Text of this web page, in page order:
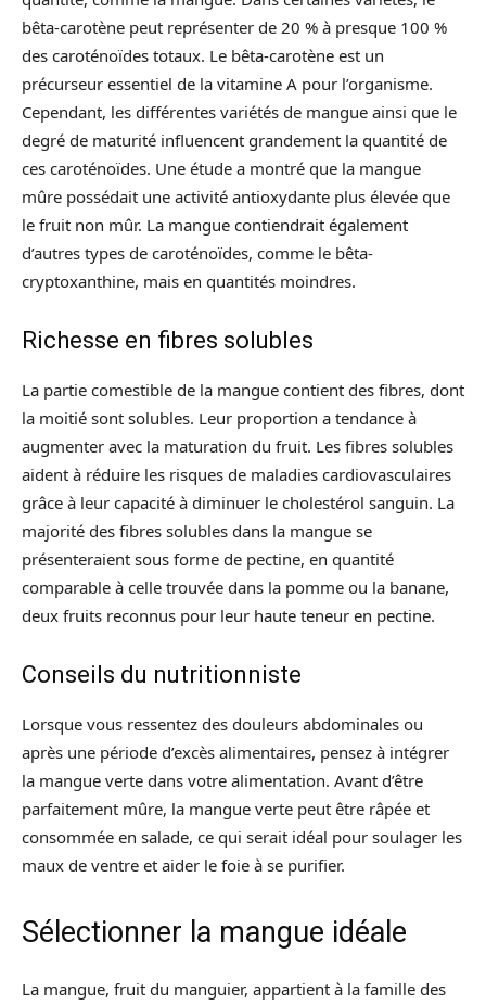
bêta-carotène peut représenter de 20 % à presque 100 %
des caroténoïdes totaux. Le bêta-carotène est un
précurseur essentiel de la vitamine A pour l’organisme.
Cependant, les différentes variétés de mangue ainsi que le
degré de maturité influencent grandement la quantité de
ces caroténoïdes. Une étude a montré que la mangue
mûre possédait une activité antioxydante plus élevée que
le fruit non mûr. La mangue contiendrait également
d’autres types de caroténoïdes, comme le bêta-
cryptoxanthine, mais en quantités moindres.
Richesse en fibres solubles
La partie comestible de la mangue contient des fibres, dont
la moitié sont solubles. Leur proportion a tendance à
augmenter avec la maturation du fruit. Les fibres solubles
aident à réduire les risques de maladies cardiovasculaires
grâce à leur capacité à diminuer le cholestérol sanguin. La
majorité des fibres solubles dans la mangue se
présenteraient sous forme de pectine, en quantité
comparable à celle trouvée dans la pomme ou la banane,
deux fruits reconnus pour leur haute teneur en pectine.
Conseils du nutritionniste
Lorsque vous ressentez des douleurs abdominales ou
après une période d’excès alimentaires, pensez à intégrer
la mangue verte dans votre alimentation. Avant d’être
parfaitement mûre, la mangue verte peut être râpée et
consommée en salade, ce qui serait idéal pour soulager les
maux de ventre et aider le foie à se purifier.
Sélectionner la mangue idéale
La mangue, fruit du manguier, appartient à la famille des